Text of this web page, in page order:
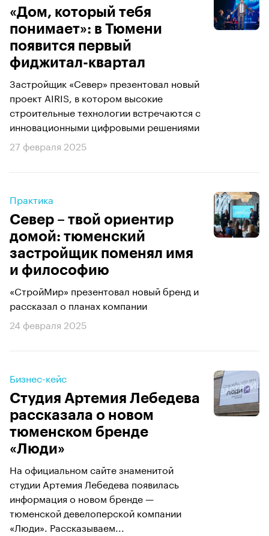
«Дом, который тебя
понимает»: в Тюмени
появится первый
фиджитал-квартал
Застройщик «Север» презентовал новый
проект AIRIS, в котором высокие
строительные технологии встречаются с
инновационными цифровыми решениями
27 февраля 2025
Практика
Север – твой ориентир
домой: тюменский
застройщик поменял имя
и философию
«СтройМир» презентовал новый бренд и
рассказал о планах компании
24 февраля 2025
Бизнес-кейс
Студия Артемия Лебедева
рассказала о новом
тюменском бренде
«Люди»
На официальном сайте знаменитой
студии Артемия Лебедева появилась
информация о новом бренде —
тюменской девелоперской компании
«Люди». Рассказываем...